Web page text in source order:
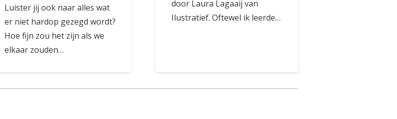
Luister jij ook naar alles wat
er niet hardop gezegd wordt?
Hoe fijn zou het zijn als we
elkaar zouden…
door Laura Lagaaij van
Ilustratief. Oftewel ik leerde…